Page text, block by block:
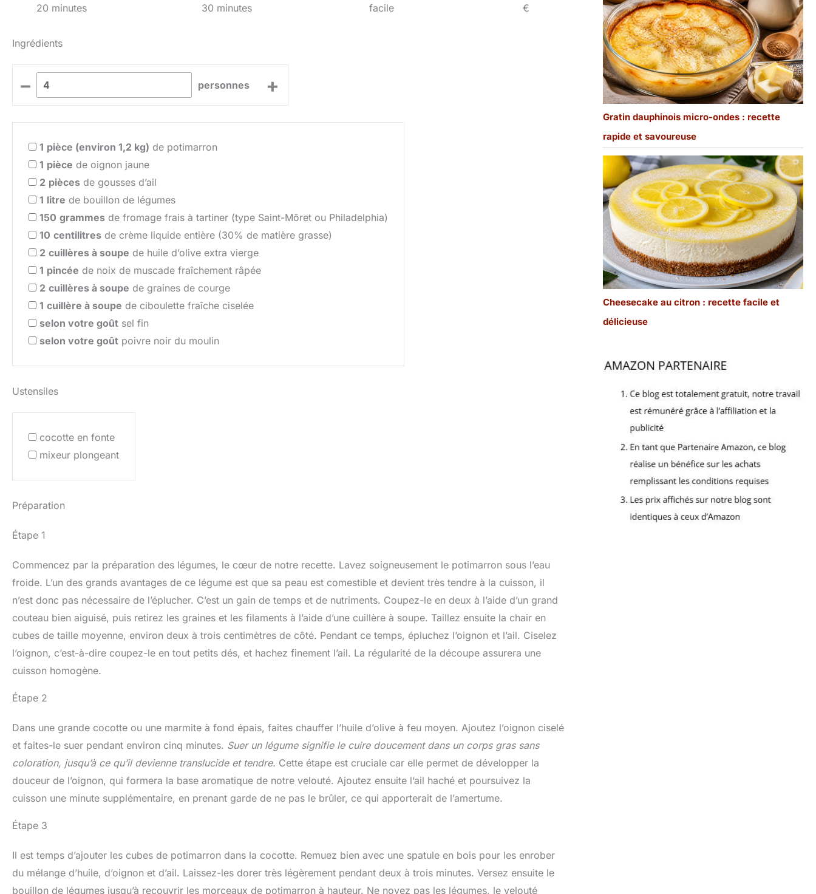
20 minutes 30 minutes facile €
Ingrédients
– personnes +
1 pièce (environ 1,2 kg) de potimarron
1 pièce de oignon jaune
2 pièces de gousses d’ail
1 litre de bouillon de légumes
150 grammes de fromage frais à tartiner (type Saint-Môret ou Philadelphia)
10 centilitres de crème liquide entière (30% de matière grasse)
2 cuillères à soupe de huile d’olive extra vierge
1 pincée de noix de muscade fraîchement râpée
2 cuillères à soupe de graines de courge
1 cuillère à soupe de ciboulette fraîche ciselée
selon votre goût sel fin
selon votre goût poivre noir du moulin
Ustensiles
cocotte en fonte
mixeur plongeant
Préparation
Étape 1
Commencez par la préparation des légumes, le cœur de notre recette. Lavez soigneusement le potimarron sous l’eau
froide. L’un des grands avantages de ce légume est que sa peau est comestible et devient très tendre à la cuisson, il
n’est donc pas nécessaire de l’éplucher. C’est un gain de temps et de nutriments. Coupez-le en deux à l’aide d’un grand
couteau bien aiguisé, puis retirez les graines et les filaments à l’aide d’une cuillère à soupe. Taillez ensuite la chair en
cubes de taille moyenne, environ deux à trois centimètres de côté. Pendant ce temps, épluchez l’oignon et l’ail. Ciselez
l’oignon, c’est-à-dire coupez-le en tout petits dés, et hachez finement l’ail. La régularité de la découpe assurera une
cuisson homogène.
Étape 2
Dans une grande cocotte ou une marmite à fond épais, faites chauffer l’huile d’olive à feu moyen. Ajoutez l’oignon ciselé
et faites-le suer pendant environ cinq minutes. Suer un légume signifie le cuire doucement dans un corps gras sans
coloration, jusqu’à ce qu’il devienne translucide et tendre. Cette étape est cruciale car elle permet de développer la
douceur de l’oignon, qui formera la base aromatique de notre velouté. Ajoutez ensuite l’ail haché et poursuivez la
cuisson une minute supplémentaire, en prenant garde de ne pas le brûler, ce qui apporterait de l’amertume.
Étape 3
Il est temps d’ajouter les cubes de potimarron dans la cocotte. Remuez bien avec une spatule en bois pour les enrober
du mélange d’huile, d’oignon et d’ail. Laissez-les dorer très légèrement pendant deux à trois minutes. Versez ensuite le
bouillon de légumes jusqu’à recouvrir les morceaux de potimarron à hauteur. Ne noyez pas les légumes, le velouté
Gratin dauphinois micro-ondes : recette
rapide et savoureuse
Cheesecake au citron : recette facile et
délicieuse